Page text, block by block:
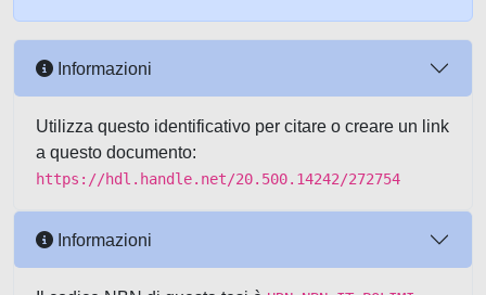
Informazioni
Utilizza questo identificativo per citare o creare un link
a questo documento:
https://hdl.handle.net/20.500.14242/272754
Informazioni